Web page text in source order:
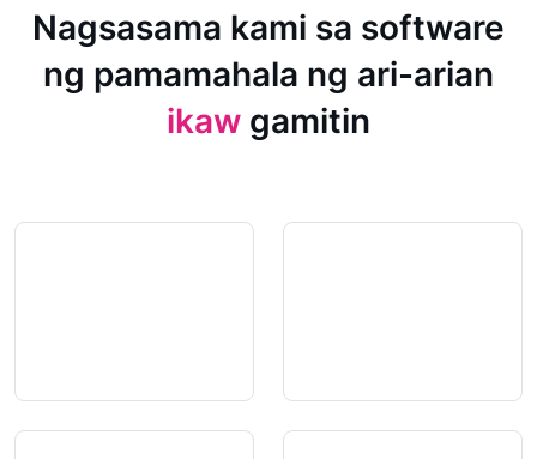
Nagsasama kami sa software
ng pamamahala ng ari-arian
ikaw gamitin